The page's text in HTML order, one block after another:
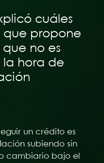
cuáles
que propone
no es
hora de
un crédito es
subiendo sin
cambiario bajo el